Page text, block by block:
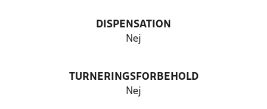
DISPENSATION
Nej
TURNERINGSFORBEHOLD
Nej